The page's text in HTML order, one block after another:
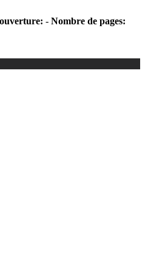
- Nombre de pages: